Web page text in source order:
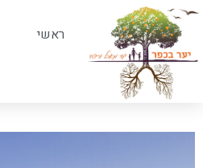
דילוג
לתוכן
ראשי